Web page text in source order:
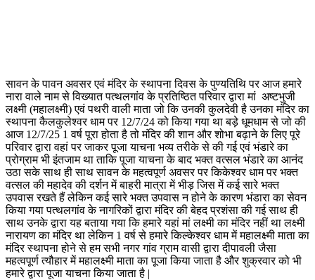
सावन के पावन अवसर एवं मंदिर के स्थापना दिवस के पुण्यतिथि पर आज हमारे
नारा वाले नाम से विख्यात पत्थलगांव के प्रतिष्ठित परिवार द्वारा मां अष्टभुजी
लक्ष्मी (महालक्ष्मी) एवं पथरी वाली माता जो कि उनकी कुलदेवी है उनका मंदिर का
स्थापना कैलकुलेश्वर धाम पर 12/7/24 को किया गया था बड़े धूमधाम से जो की
आज 12/7/25 1 वर्ष पूरा होता है तो मंदिर की शान और शोभा बढ़ाने के लिए पूरे
परिवार द्वारा वहां पर जाकर पूजा याचना भव्य तरीके से की गई एवं भंडारे का
प्रोग्राम भी इंतजाम था ताकि पूजा याचना के बाद भक्त वत्सल भंडारे का आनंद
उठा सके साथ ही साथ सावन के महत्वपूर्ण अवसर पर किकेश्वर धाम पर भक्त
वत्सल की महादेव की दर्शन में बाहरी मात्रा में भीड़ जिस में कई सारे भक्त
उपवास रखते हैं लेकिन कई सारे भक्त उपवास न होने के कारण भंडारा का सेवन
किया गया पत्थलगांव के नागरिकों द्वारा मंदिर की बेहद प्रशंसा की गई साथ ही
साथ उनके द्वारा यह बताया गया कि हमारे यहां मां लक्ष्मी का मंदिर नहीं था लक्ष्मी
नारायण का मंदिर था लेकिन 1 वर्ष से हमारे किल्केश्वर धाम में महालक्ष्मी माता का
मंदिर स्थापना होने से हम सभी नगर गांव ग्राम वासी द्वारा दीपावली जैसा
महत्वपूर्ण त्यौहार में महालक्ष्मी माता का पूजा किया जाता है और शुक्रवार को भी
हमारे द्वारा पूजा याचना किया जाता है |